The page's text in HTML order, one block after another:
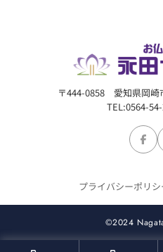
〒444-0858 愛知県岡崎
TEL:0564-54-
プライバシーポリシ
©2024